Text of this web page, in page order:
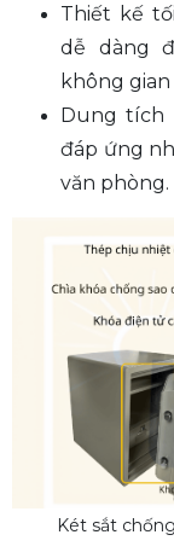
Thiết kế
dễ dàng
không
Dung tích
đáp ứng
văn phòng.
Két sắt